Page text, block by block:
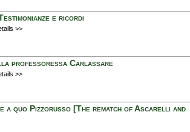
e ricordi
>>
professoressa Carlassare
>>
a quo Pizzorusso [The rematch of Ascarelli and